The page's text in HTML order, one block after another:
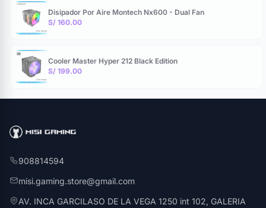
Disipador Por Aire Montech Nx600 - Dual Fan
S/ 160.00
Cooler Master Hyper 212 Black Edition
S/ 199.00
908814594
misi.gaming.store@gmail.com
AV. INCA GARCILASO DE LA VEGA 1250 int 102, GALERIA